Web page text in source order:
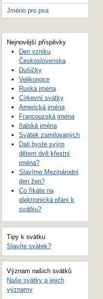
Jméno pro psa
Nejnovější příspěvky
Den vzniku
Československa
Dušičky
Velikonoce
Ruská jména
Církevní svátky
Americká jména
Francouzská jména
Italská jména
Svátek zamilovaných
Dali byste svým
dětem dvě křestní
jména?
Slavíme Mezinárodní
den žen?
Co říkáte na
elektronická přání k
svátku?
Tipy k svátku
Slavíte svátek?
Význam našich svátků
Naše svátky a jejich
významy